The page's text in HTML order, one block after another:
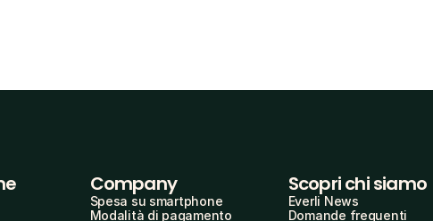
Company
Spesa su smartphone
Modalità di pagamento
Scopri chi siamo
Everli News
Domande frequenti